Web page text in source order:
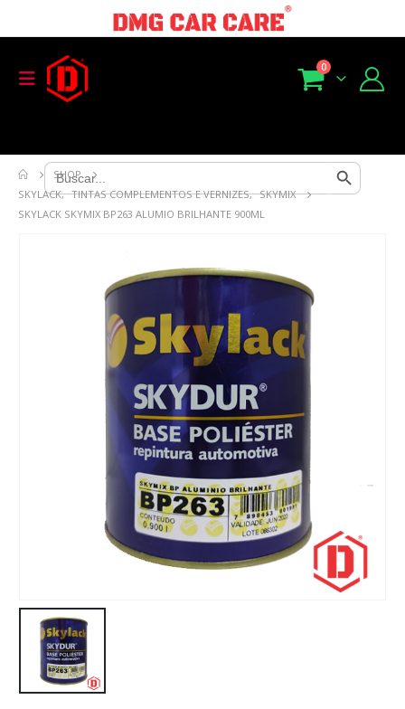
Search
for:
Search Button
0
SHOP
SKYLACK, TINTAS COMPLEMENTOS E VERNIZES, SKYMIX
SKYLACK SKYMIX BP263 ALUMIO BRILHANTE 900ML